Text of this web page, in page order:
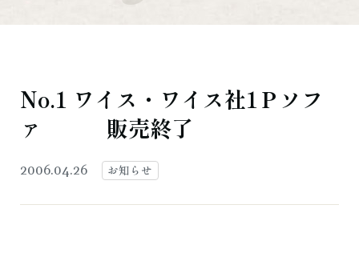
No.1 ワイス・ワイス社1Ｐソフ
ァ 販売終了
2006.04.26 お知らせ
マンションリノベーション
よくある質問 お知らせ ブログ